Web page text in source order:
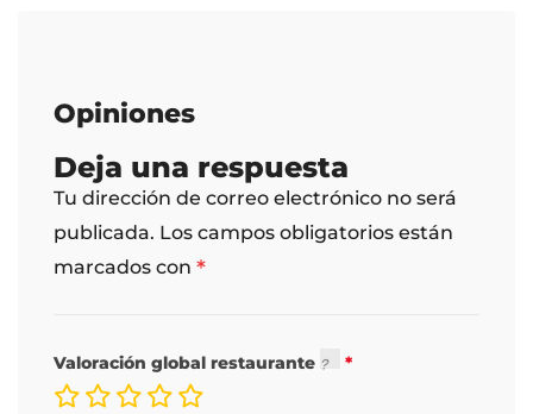
Opiniones
Deja una respuesta
Tu dirección de correo electrónico no será
publicada. Los campos obligatorios están
marcados con *
Valoración global restaurante